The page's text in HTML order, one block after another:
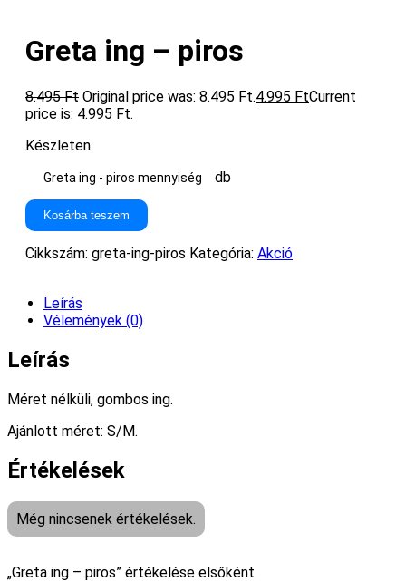
Greta ing – piros
8.495Ft Original price was: 8.495 Ft.4.995 FtCurrent
price is: 4.995 Ft.
Készleten
Greta ing - piros mennyiség db
Kosárba teszem
Cikkszám: greta-ing-piros Kategória: Akció
Leírás
Vélemények (0)
Leírás
Méret nélküli, gombos ing.
Ajánlott méret: S/M.
Értékelések
Még nincsenek értékelések.
„Greta ing – piros” értékelése elsőként